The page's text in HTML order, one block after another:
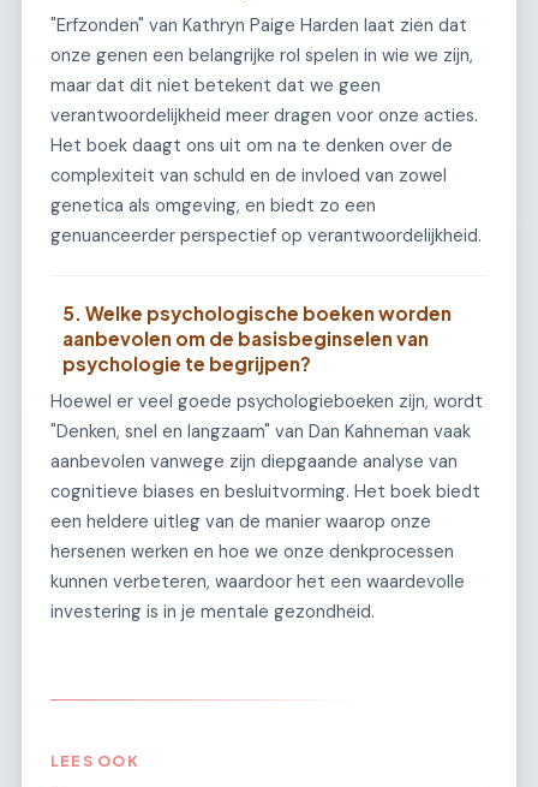
"Erfzonden" van Kathryn Paige Harden laat zien dat
onze genen een belangrijke rol spelen in wie we zijn,
maar dat dit niet betekent dat we geen
verantwoordelijkheid meer dragen voor onze acties.
Het boek daagt ons uit om na te denken over de
complexiteit van schuld en de invloed van zowel
genetica als omgeving, en biedt zo een
genuanceerder perspectief op verantwoordelijkheid.
5. Welke psychologische boeken worden
aanbevolen om de basisbeginselen van
psychologie te begrijpen?
Hoewel er veel goede psychologieboeken zijn, wordt
"Denken, snel en langzaam" van Dan Kahneman vaak
aanbevolen vanwege zijn diepgaande analyse van
cognitieve biases en besluitvorming. Het boek biedt
een heldere uitleg van de manier waarop onze
hersenen werken en hoe we onze denkprocessen
kunnen verbeteren, waardoor het een waardevolle
investering is in je mentale gezondheid.
LEES OOK